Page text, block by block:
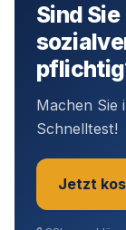
Sind Sie
Machen Sie
Schnelltest!
Jetzt